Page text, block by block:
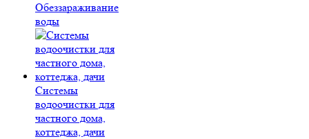
Обеззараживание
воды
Системы
водоочистки для
частного дома,
коттеджа, дачи